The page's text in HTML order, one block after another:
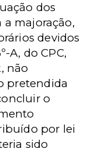
dos
majoração,
devidos
A, do CPC,
não
pretendida
o
por lei
sido